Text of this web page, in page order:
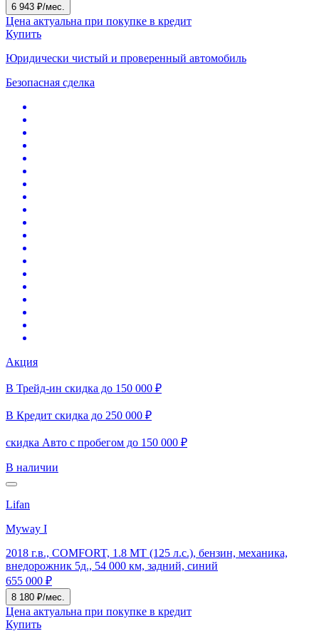
6 943 ₽/мес.
Цена актуальна при покупке в кредит
Купить
Юридически чистый и проверенный автомобиль
Безопасная сделка
Акция
В Трейд-ин скидка до 150 000 ₽
В Кредит скидка до 250 000 ₽
скидка Авто с пробегом до 150 000 ₽
В наличии
Lifan
Myway I
2018 г.в., COMFORT, 1.8 MT (125 л.с.), бензин, механика,
внедорожник 5д., 54 000 км, задний, синий
655 000 ₽
8 180 ₽/мес.
Цена актуальна при покупке в кредит
Купить